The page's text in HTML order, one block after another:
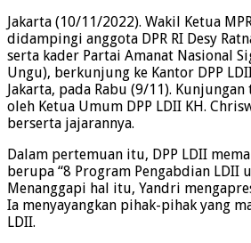
Jakarta (10/11/2022). Wakil Ketua
didampingi anggota DPR RI Desy
serta kader Partai Amanat Nasional
Ungu), berkunjung ke Kantor DPP
Jakarta, pada Rabu (9/11).
oleh Ketua Umum DPP LDII KH.
berserta jajarannya.
Dalam pertemuan itu, DPP LDII
berupa “8 Program Pengabdian LDII
Menanggapi hal itu, Yandri
Ia menyayangkan pihak-pihak yang
LDII.